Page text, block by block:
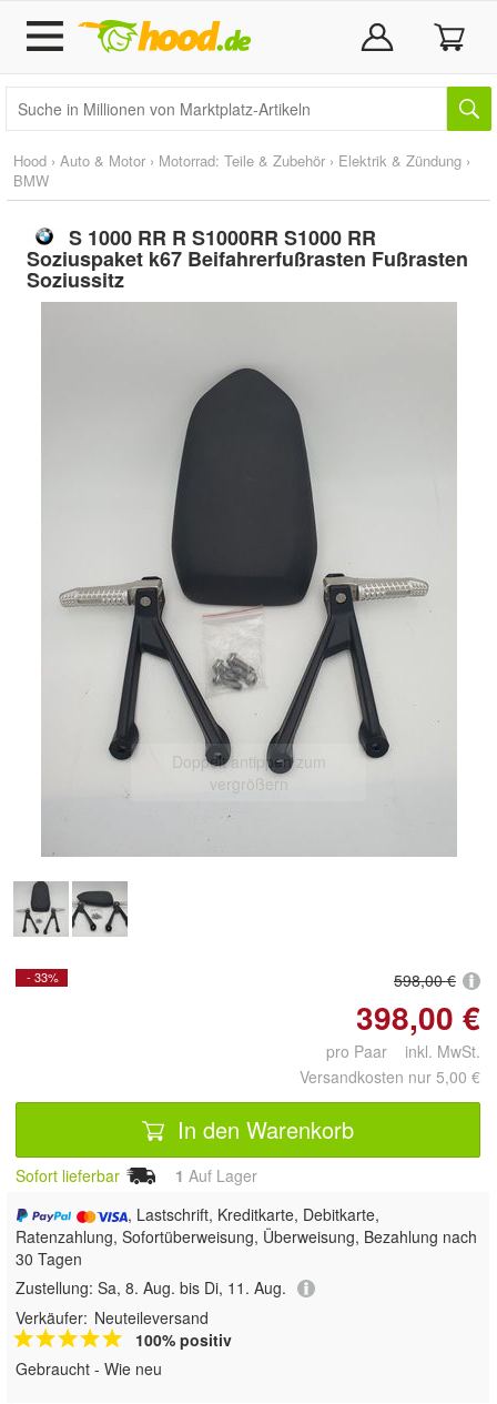
Hood › Auto & Motor › Motorrad: Teile & Zubehör › Elektrik & Zündung ›
BMW
S 1000 RR R S1000RR S1000 RR
Soziuspaket k67 Beifahrerfußrasten Fußrasten
Soziussitz
Doppelt antippen zum
vergrößern
- 33% 598,00 €
398,00 €
pro Paar inkl. MwSt.
Versandkosten nur 5,00 €
In den Warenkorb
Sofort lieferbar 1 Auf Lager
, Lastschrift, Kreditkarte, Debitkarte,
Ratenzahlung, Sofortüberweisung, Überweisung, Bezahlung nach
30 Tagen
Zustellung: Sa, 8. Aug. bis Di, 11. Aug.
Verkäufer: Neuteileversand
100% positiv
Gebraucht - Wie neu